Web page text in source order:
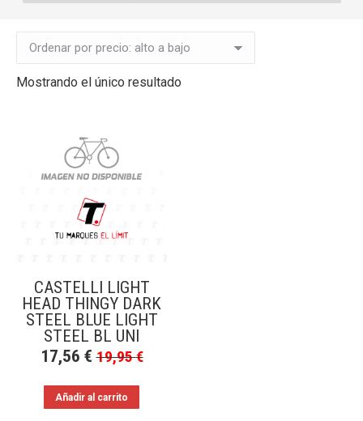
Mostrando el único resultado
CASTELLI LIGHT
HEAD THINGY DARK
STEEL BLUE LIGHT
STEEL BL UNI
17,56 € 19,95€
Añadir al carrito